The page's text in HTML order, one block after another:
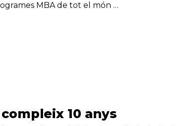
MBA de tot el món …
10 anys